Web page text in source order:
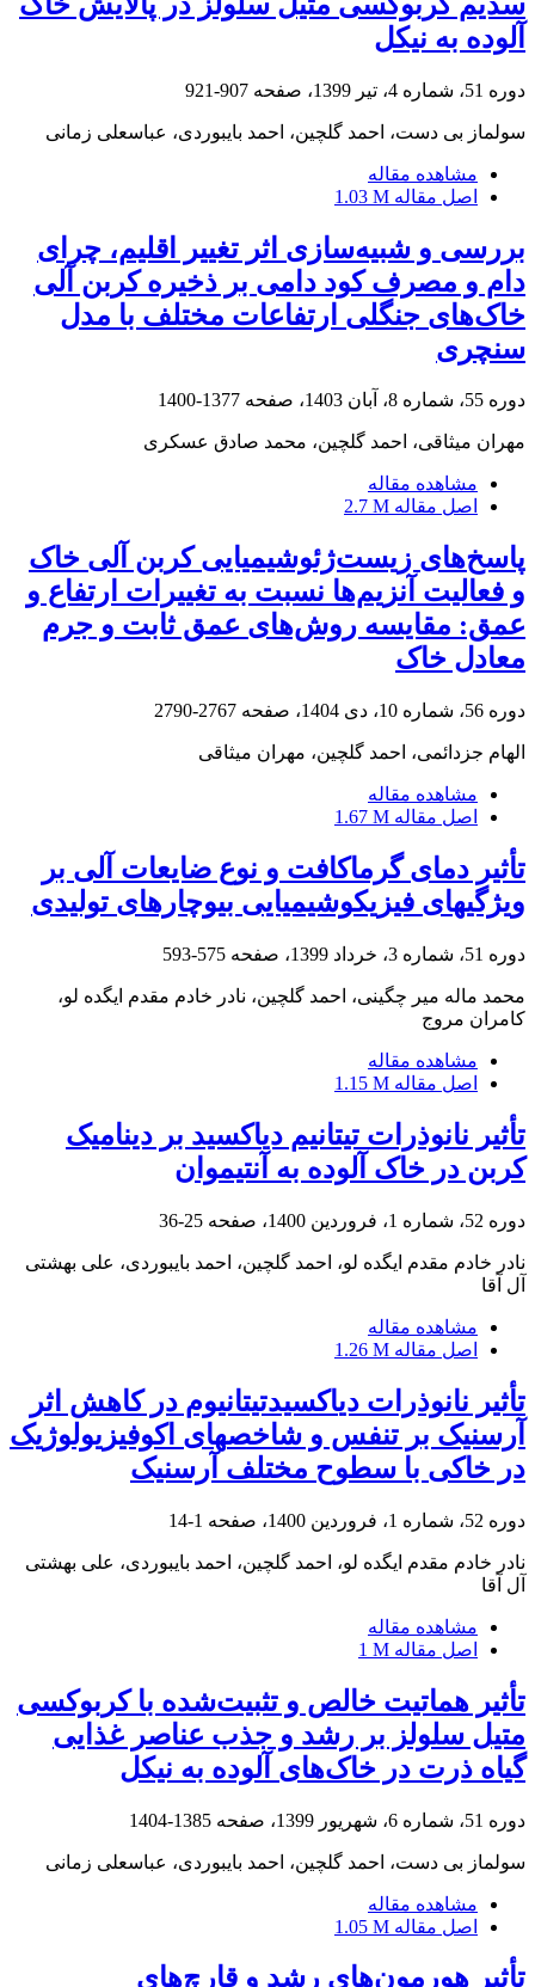
آلوده به نیکل
دوره 51، شماره 4، تیر 1399، صفحه 907-921
سولماز بی دست، احمد گلچین، احمد بایبوردی، عباسعلی زمانی
مشاهده مقاله
اصل مقاله 1.03 M
بررسی و شبیه‌سازی اثر تغییر اقلیم، چرای
دام و مصرف کود دامی بر ذخیره کربن آلی
خاک‌های جنگلی ارتفاعات مختلف با مدل
سنچری
دوره 55، شماره 8، آبان 1403، صفحه 1377-1400
مهران میثاقی، احمد گلچین، محمد صادق عسکری
مشاهده مقاله
اصل مقاله 2.7 M
پاسخ‌های زیست‌ژئوشیمیایی کربن آلی خاک
و فعالیت آنزیم‌ها نسبت به تغییرات ارتفاع و
عمق: مقایسه روش‌های عمق ثابت و جرم
معادل خاک
دوره 56، شماره 10، دی 1404، صفحه 2767-2790
الهام جزدائمی، احمد گلچین، مهران میثاقی
مشاهده مقاله
اصل مقاله 1.67 M
تأثیر دمای گرماکافت و نوع ضایعات آلی بر
ویژگی‎های فیزیکوشیمیایی بیوچارهای تولیدی
دوره 51، شماره 3، خرداد 1399، صفحه 575-593
محمد ماله میر چگینی، احمد گلچین، نادر خادم مقدم ایگده لو،
کامران مروج
مشاهده مقاله
اصل مقاله 1.15 M
تأثیر نانوذرات تیتانیم دی‎اکسید بر دینامیک
کربن در خاک آلوده به آنتیموان
دوره 52، شماره 1، فروردین 1400، صفحه 25-36
نادر خادم مقدم ایگده لو، احمد گلچین، احمد بایبوردی، علی بهشتی
آل آقا
مشاهده مقاله
اصل مقاله 1.26 M
تأثیر نانوذرات دی‎اکسیدتیتانیوم در کاهش اثر
آرسنیک بر تنفس و شاخص‎های اکوفیزیولوژیک
در خاکی با سطوح مختلف آرسنیک
دوره 52، شماره 1، فروردین 1400، صفحه 1-14
نادر خادم مقدم ایگده لو، احمد گلچین، احمد بایبوردی، علی بهشتی
آل آقا
مشاهده مقاله
اصل مقاله 1 M
تأثیر هماتیت خالص و تثبیت‌شده با کربوکسی
متیل سلولز بر رشد و جذب عناصر غذایی
گیاه ذرت در خاک‌های آلوده به نیکل
دوره 51، شماره 6، شهریور 1399، صفحه 1385-1404
سولماز بی دست، احمد گلچین، احمد بایبوردی، عباسعلی زمانی
مشاهده مقاله
اصل مقاله 1.05 M
تأثیر هورمون‌های رشد و قارچ‌های